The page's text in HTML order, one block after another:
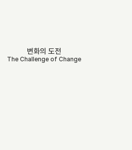
변화의 도전
The Challenge of Change